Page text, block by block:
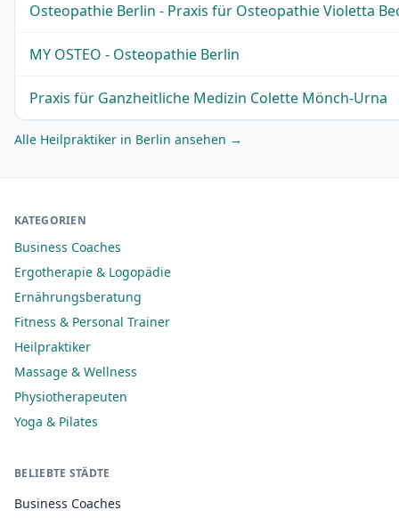
Osteopathie Berlin - Praxis für Osteopathie Violetta
MY OSTEO - Osteopathie Berlin
Praxis für Ganzheitliche Medizin Colette Mönch-Urna
Alle Heilpraktiker in Berlin ansehen →
KATEGORIEN
Business Coaches
Ergotherapie & Logopädie
Ernährungsberatung
Fitness & Personal Trainer
Heilpraktiker
Massage & Wellness
Physiotherapeuten
Yoga & Pilates
BELIEBTE STÄDTE
Business Coaches